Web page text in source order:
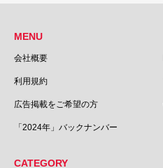
MENU
会社概要
利用規約
広告掲載をご希望の方
「2024年」バックナンバー
CATEGORY